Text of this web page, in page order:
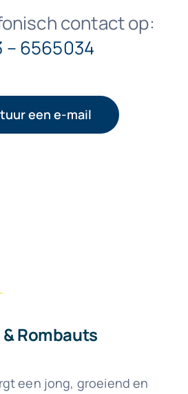
contact op:
– 6565034
een e-mail
Rombauts
een jong, groeiend en